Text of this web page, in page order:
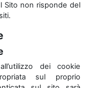
Sito non risponde del
dei cookie
sul proprio